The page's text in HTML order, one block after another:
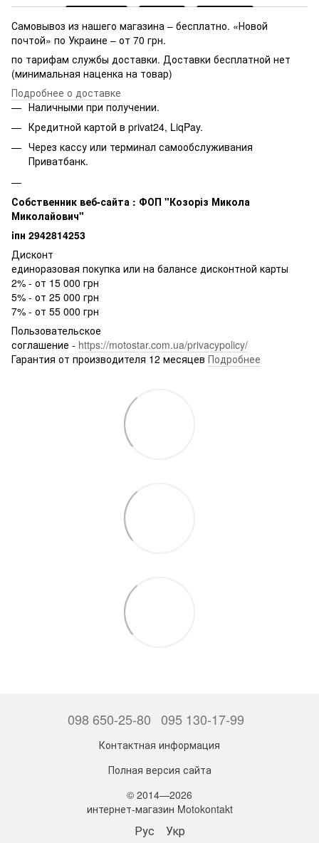
Самовывоз из нашего магазина – бесплатно. «Новой
почтой» по Украине – от 70 грн.
по тарифам службы доставки. Доставки бесплатной нет
(минимальная наценка на товар)
Подробнее о доставке
Наличными при получении.
Кредитной картой в privat24, LiqPay.
Через кассу или терминал самообслуживания
Приватбанк.
Собственник веб-сайта : ФОП "Козоріз Микола
Миколайович"
iпн 2942814253
Дисконт
единоразовая покупка или на балансе дисконтной карты
2% - от 15 000 грн
5% - от 25 000 грн
7% - от 55 000 грн
Пользовательское
соглашение - https://motostar.com.ua/privacypolicy/
Гарантия от производителя 12 месяцев Подробнее
098 650-25-80 095 130-17-99
Контактная информация
Полная версия сайта
© 2014—2026
интернет-магазин Motokontakt
Рус Укр